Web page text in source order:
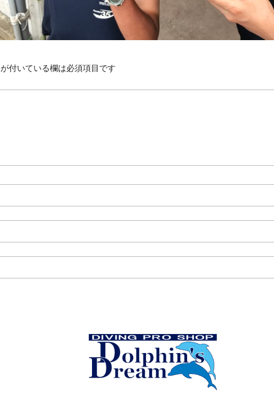
が付いている欄は必須項目です